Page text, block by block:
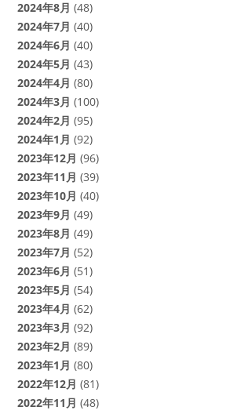
2024年8月 (48)
2024年7月 (40)
2024年6月 (40)
2024年5月 (43)
2024年4月 (80)
2024年3月 (100)
2024年2月 (95)
2024年1月 (92)
2023年12月 (96)
2023年11月 (39)
2023年10月 (40)
2023年9月 (49)
2023年8月 (49)
2023年7月 (52)
2023年6月 (51)
2023年5月 (54)
2023年4月 (62)
2023年3月 (92)
2023年2月 (89)
2023年1月 (80)
2022年12月 (81)
2022年11月 (48)